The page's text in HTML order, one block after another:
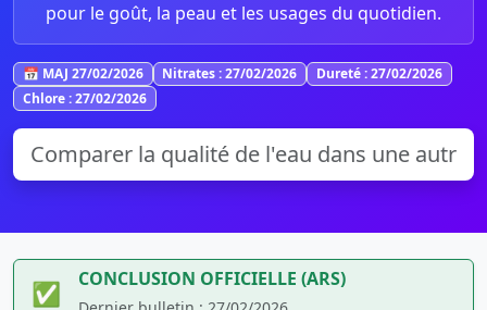
pour le goût, la peau et les usages du quotidien.
📅 MAJ 27/02/2026 Nitrates : 27/02/2026
Dureté : 27/02/2026
Chlore : 27/02/2026
✅ CONCLUSION OFFICIELLE (ARS)